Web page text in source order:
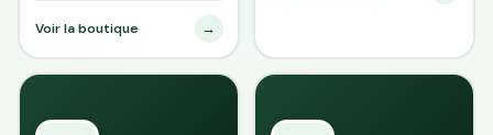
Voir la boutique →